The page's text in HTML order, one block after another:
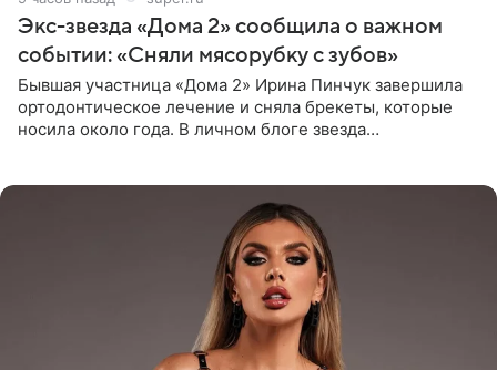
Экс-звезда «Дома 2» сообщила о важном
событии: «Сняли мясорубку с зубов»
Бывшая участница «Дома 2» Ирина Пинчук завершила
ортодонтическое лечение и сняла брекеты, которые
носила около года. В личном блоге звезда